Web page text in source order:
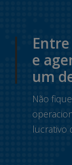
e
um
Não
lucrativo